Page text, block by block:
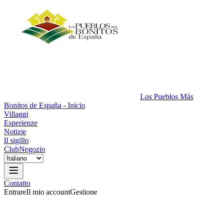
Los Pueblos Más
Bonitos de España - Inicio
Villaggi
Esperienze
Notizie
Il sigillo
ClubNegozio
Contatto
EntrareIl mio accountGestione